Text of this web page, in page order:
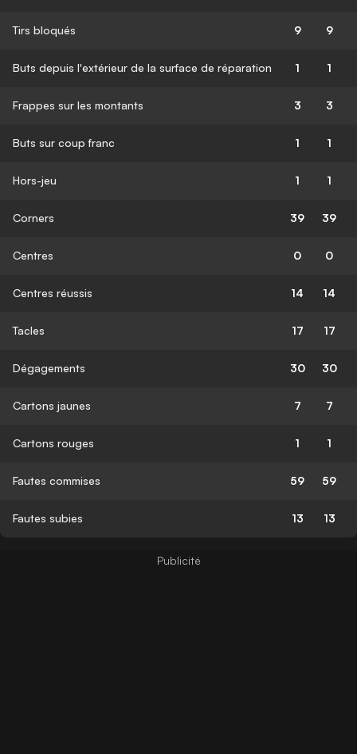
Tirs bloqués 9 9
Buts depuis l'extérieur de la surface de réparation 1 1
Frappes sur les montants 3 3
Buts sur coup franc 1 1
Hors-jeu 1 1
Corners 39 39
Centres 0 0
Centres réussis 14 14
Tacles 17 17
Dégagements 30 30
Cartons jaunes 7 7
Cartons rouges 1 1
Fautes commises 59 59
Fautes subies 13 13